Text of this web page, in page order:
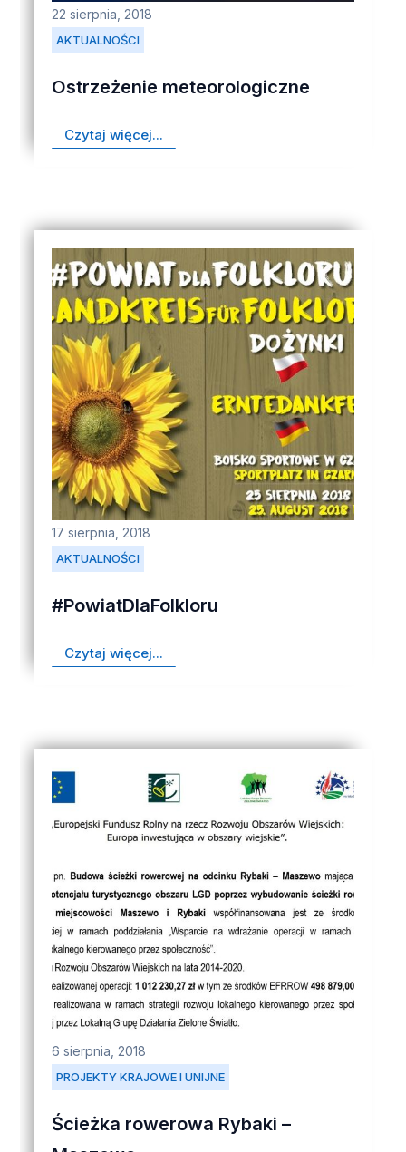
AKTUALNOŚCI
22 sierpnia, 2018
Ostrzeżenie meteorologiczne
Czytaj więcej...
AKTUALNOŚCI
17 sierpnia, 2018
#PowiatDlaFolkloru
Czytaj więcej...
PROJEKTY KRAJOWE I UNIJNE
6 sierpnia, 2018
Ścieżka rowerowa Rybaki –